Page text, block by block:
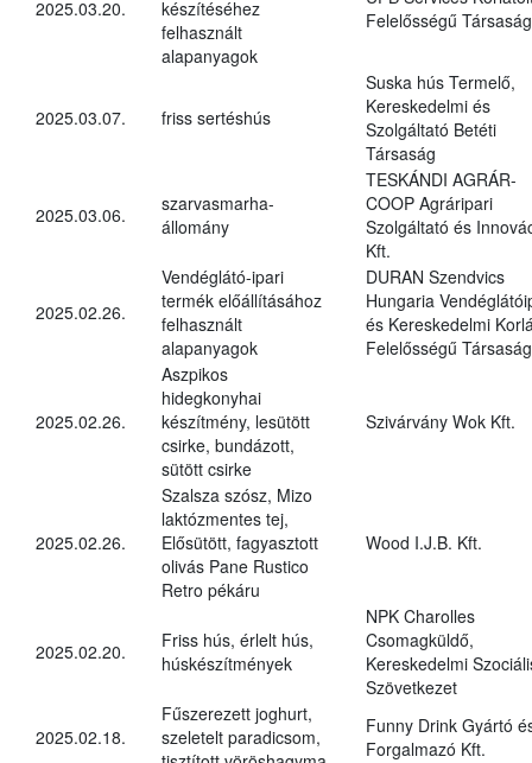
2025.03.20.
készítéséhez
felhasznált
alapanyagok
Felelősségű Társaság
2025.03.07. friss sertéshús
Suska hús Termelő,
Kereskedelmi és
Szolgáltató Betéti
Társaság
2025.03.06.
szarvasmarha-
állomány
TESKÁNDI AGRÁR-
COOP Agráripari
Szolgáltató és
Kft.
2025.02.26.
Vendéglátó-ipari
termék előállításához
felhasznált
alapanyagok
DURAN Szendvics
Hungaria
és Kereskedelmi
Felelősségű Társaság
2025.02.26.
Aszpikos
hidegkonyhai
készítmény, lesütött
csirke, bundázott,
sütött csirke
Szivárvány Wok Kft.
2025.02.26.
Szalsza szósz, Mizo
laktózmentes tej,
Elősütött, fagyasztott
olivás Pane Rustico
Retro pékáru
Wood I.J.B. Kft.
2025.02.20.
Friss hús, érlelt hús,
húskészítmények
NPK Charolles
Csomagküldő,
Kereskedelmi
Szövetkezet
2025.02.18.
Fűszerezett joghurt,
szeletelt paradicsom,
Funny Drink Gyártó
Forgalmazó Kft.